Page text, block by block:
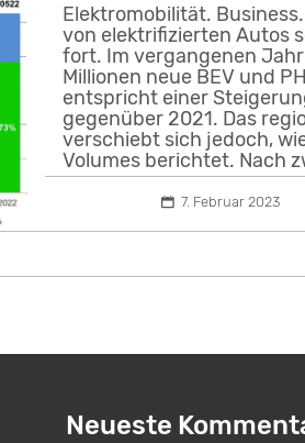
Elektromobilität.
von elektrifizierten Autos
fort. Im vergangenen
Millionen neue BEV und
entspricht einer
gegenüber 2021. Das
verschiebt sich jedoch,
Volumes berichtet. Nach
7. Februar 2023
Neueste